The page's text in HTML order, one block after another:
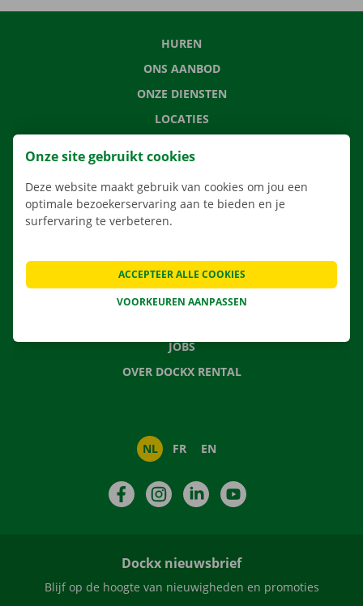
HUREN
ONS AANBOD
ONZE DIENSTEN
LOCATIES
VEELGESTELDE VRAGEN
NIEUWS
JOBS
OVER DOCKX RENTAL
NL FR EN
FacebookInstagramLinkedIn
Dockx nieuwsbrief
Blijf op de hoogte van nieuwigheden en promoties
Onze site gebruikt cookies
Deze website maakt gebruik van cookies om jou een
optimale bezoekerservaring aan te bieden en je
surfervaring te verbeteren.
VOORKEUREN AANPASSEN
ACCEPTEER ALLE COOKIES